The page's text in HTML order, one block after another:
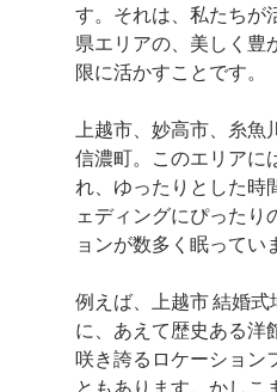
す。それは、私たちが
県エリアの、美しく豊
限に活かすことです。
上越市、妙高市、糸魚
信濃町。このエリアに
れ、ゆったりとした時
ェディングにぴったり
ョンが数多く眠ってい
例えば、上越市 結婚
に、あえて歴史ある洋
咲き誇るロケーション